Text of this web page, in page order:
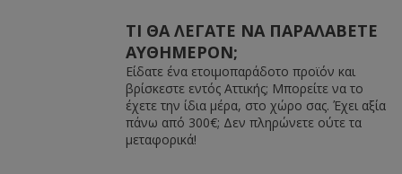
ΤΙ ΘΑ ΛΕΓΑΤΕ ΝΑ ΠΑΡΑΛΑΒΕΤΕ
ΑΥΘΗΜΕΡΟΝ;
Είδατε ένα ετοιμοπαράδοτο προϊόν και
βρίσκεστε εντός Αττικής; Μπορείτε να το
έχετε την ίδια μέρα, στο χώρο σας. Έχει αξία
πάνω από 300€; Δεν πληρώνετε ούτε τα
μεταφορικά!